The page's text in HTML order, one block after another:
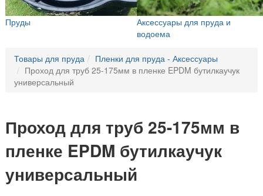
Пруды
Аксессуары для пруда и
водоема
Товары для пруда
Пленки для пруда - Аксессуары
Проход для труб 25-175мм в пленке EPDM бутилкаучук
универсальный
Проход для труб 25-175мм в
пленке EPDM бутилкаучук
универсальный